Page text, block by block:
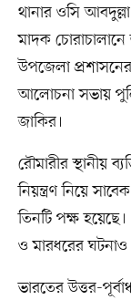
থানার ওসি
মাদক
উপজেলা
আলোচনা সভায়
জাকির।
রৌমারীর স্থানীয়
নিয়ন্ত্রণ নিয়ে
তিনটি পক্ষ
ও মারধরের ঘটনাও
ভারতের উত্তর-